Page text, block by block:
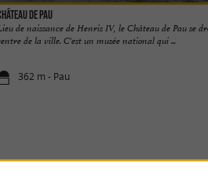
de Pau
de naissance de Henris IV, le Château de Pau se
de la ville. C'est un musée national qui ...
362 m - Pau